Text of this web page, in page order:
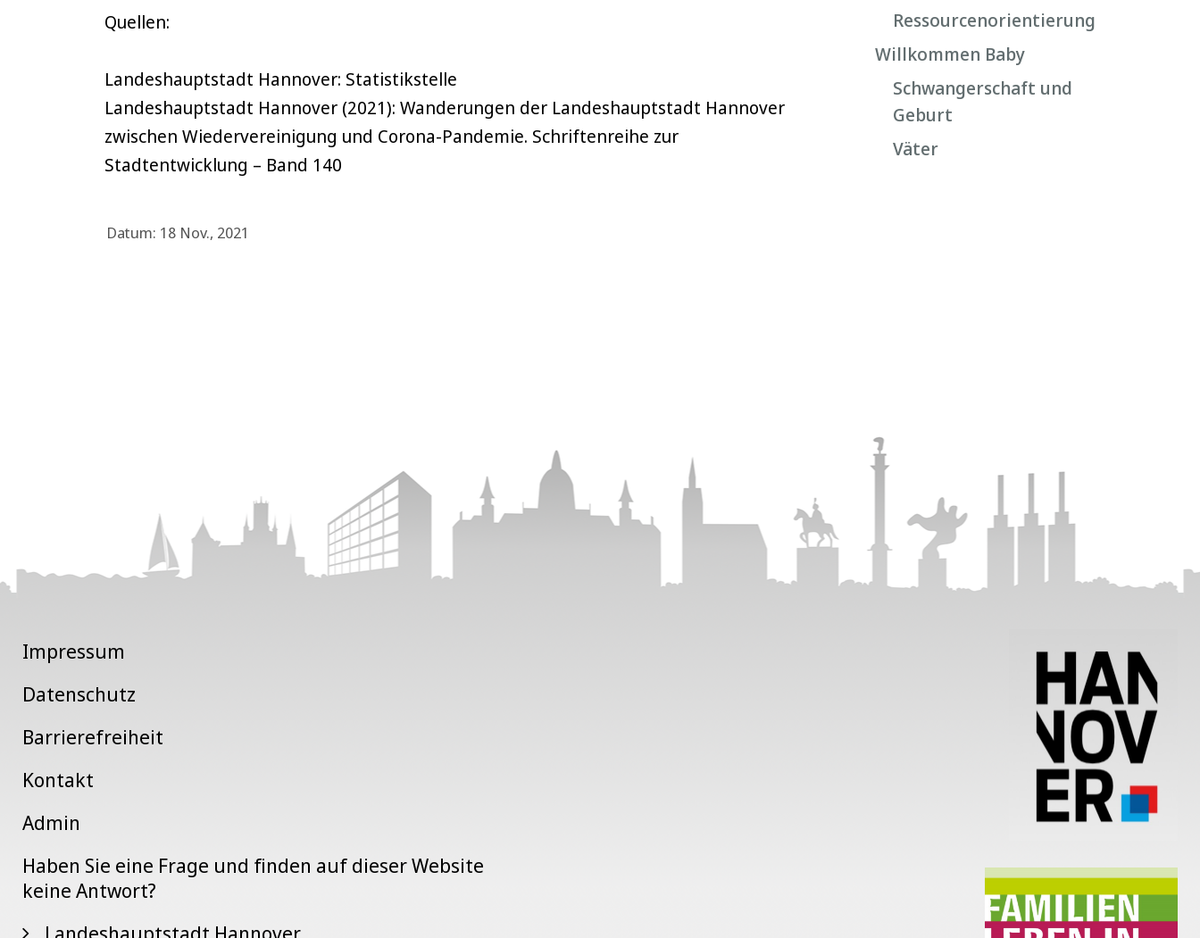
Quellen:
Landeshauptstadt Hannover: Statistikstelle
Landeshauptstadt Hannover (2021): Wanderungen der Landeshauptstadt Hannover
zwischen Wiedervereinigung und Corona-Pandemie. Schriftenreihe zur
Stadtentwicklung – Band 140
Datum: 18 Nov., 2021
Ressourcenorientierung
Willkommen Baby
Schwangerschaft und
Geburt
Väter
Impressum
Datenschutz
Barrierefreiheit
Kontakt
Admin
Haben Sie eine Frage und finden auf dieser Website
keine Antwort?
Landeshauptstadt Hannover